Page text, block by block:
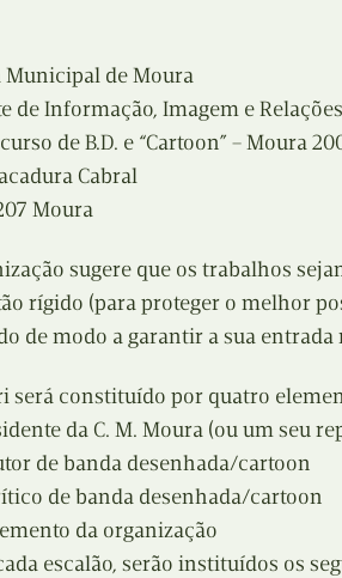
Municipal de Moura
de Informação, Imagem e
de B.D. e “Cartoon” – Moura
Cabral
Moura
sugere que os trabalhos
rígido (para proteger o melhor
de modo a garantir a sua entrada
será constituído por quatro
da C. M. Moura (ou um seu
de banda desenhada/cartoon
de banda desenhada/cartoon
da organização
escalão, serão instituídos os